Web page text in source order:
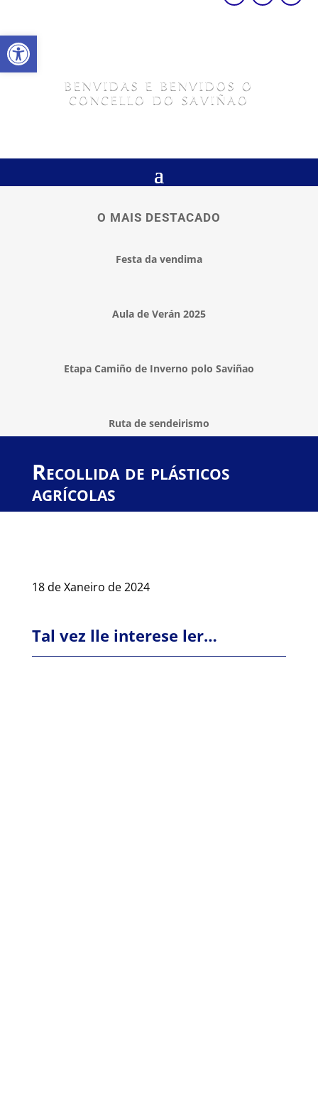
BENVIDAS E BENVIDOS O
CONCELLO DO SAVIÑAO
O MAIS DESTACADO
Festa da vendima
Aula de Verán 2025
Etapa Camiño de Inverno polo Saviñao
Ruta de sendeirismo
Recollida de plásticos
agrícolas
18 de Xaneiro de 2024
Tal vez lle interese ler…
Abrir barra de ferramentas